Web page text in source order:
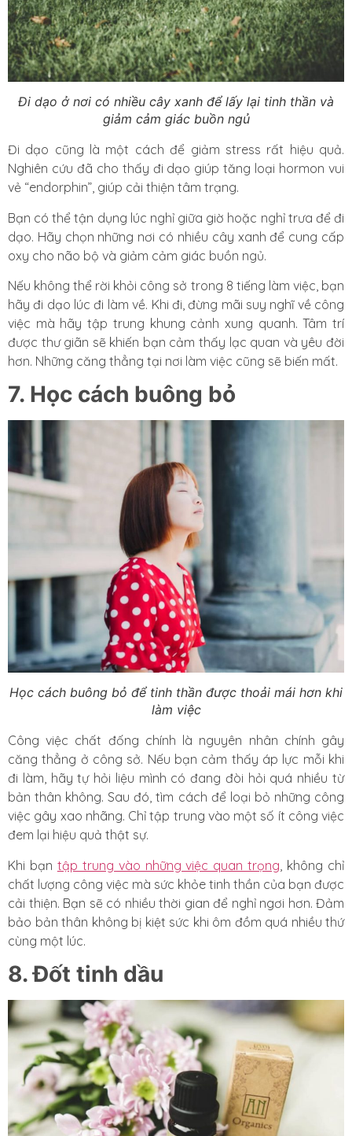
Đi dạo ở nơi có nhiều cây xanh để lấy lại tinh thần và
giảm cảm giác buồn ngủ
Đi dạo cũng là một cách để giảm stress rất hiệu quả.
Nghiên cứu đã cho thấy đi dạo giúp tăng loại hormon vui
vẻ “endorphin”, giúp cải thiện tâm trạng.
Bạn có thể tận dụng lúc nghỉ giữa giờ hoặc nghỉ trưa để đi
dạo. Hãy chọn những nơi có nhiều cây xanh để cung cấp
oxy cho não bộ và giảm cảm giác buồn ngủ.
Nếu không thể rời khỏi công sở trong 8 tiếng làm việc, bạn
hãy đi dạo lúc đi làm về. Khi đi, đừng mãi suy nghĩ về công
việc mà hãy tập trung khung cảnh xung quanh. Tâm trí
được thư giãn sẽ khiến bạn cảm thấy lạc quan và yêu đời
hơn. Những căng thẳng tại nơi làm việc cũng sẽ biến mất.
7. Học cách buông bỏ
Học cách buông bỏ để tinh thần được thoải mái hơn khi
làm việc
Công việc chất đống chính là nguyên nhân chính gây
căng thẳng ở công sở. Nếu bạn cảm thấy áp lực mỗi khi
đi làm, hãy tự hỏi liệu mình có đang đòi hỏi quá nhiều từ
bản thân không. Sau đó, tìm cách để loại bỏ những công
việc gây xao nhãng. Chỉ tập trung vào một số ít công việc
đem lại hiệu quả thật sự.
Khi bạn tập trung vào những việc quan trọng , không chỉ
chất lượng công việc mà sức khỏe tinh thần của bạn được
cải thiện. Bạn sẽ có nhiều thời gian để nghỉ ngơi hơn. Đảm
bảo bản thân không bị kiệt sức khi ôm đồm quá nhiều thứ
cùng một lúc.
8. Đốt tinh dầu